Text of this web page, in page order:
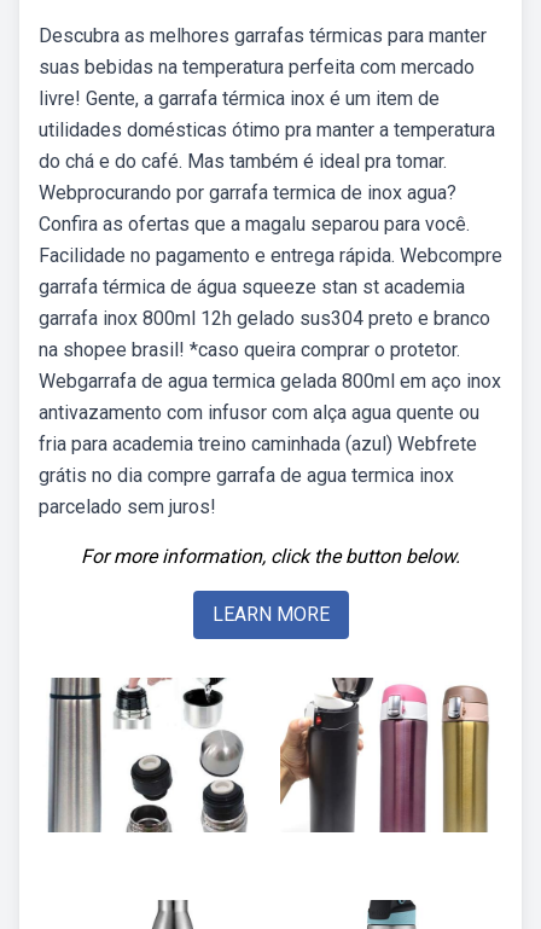
Descubra as melhores garrafas térmicas para manter
suas bebidas na temperatura perfeita com mercado
livre! Gente, a garrafa térmica inox é um item de
utilidades domésticas ótimo pra manter a temperatura
do chá e do café. Mas também é ideal pra tomar.
Webprocurando por garrafa termica de inox agua?
Confira as ofertas que a magalu separou para você.
Facilidade no pagamento e entrega rápida. Webcompre
garrafa térmica de água squeeze stan st academia
garrafa inox 800ml 12h gelado sus304 preto e branco
na shopee brasil! *caso queira comprar o protetor.
Webgarrafa de agua termica gelada 800ml em aço inox
antivazamento com infusor com alça agua quente ou
fria para academia treino caminhada (azul) Webfrete
grátis no dia compre garrafa de agua termica inox
parcelado sem juros!
For more information, click the button below.
LEARN MORE